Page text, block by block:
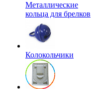
Металлические
кольца для брелков
Колокольчики